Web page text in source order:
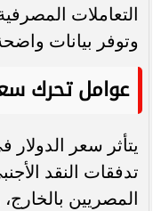
التعاملات
وتوفر بيانات
عوامل تحرك
يتأثر سعر
تدفقات النقد
المصريين